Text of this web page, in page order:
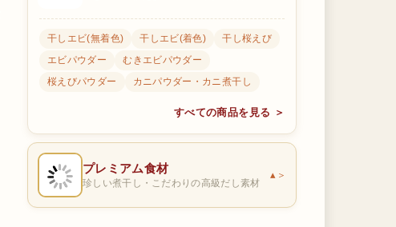
干しエビ(無着色) 干しエビ(着色)
干し桜えび
エビパウダー
むきエビパウダー
桜えびパウダー
カニパウダー・カニ煮干し
すべての商品を見る ＞
プレミアム食材
珍しい煮干し・こだわりの高級だし素材
＞